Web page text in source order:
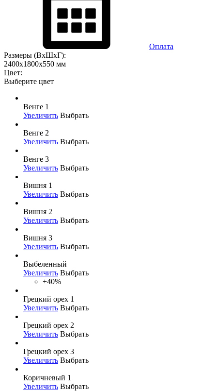
Оплата
Размеры (ВхШхГ):
2400x1800x550 мм
Цвет:
Выберите цвет
Венге 1
Увеличить Выбрать
Венге 2
Увеличить Выбрать
Венге 3
Увеличить Выбрать
Вишня 1
Увеличить Выбрать
Вишня 2
Увеличить Выбрать
Вишня 3
Увеличить Выбрать
Выбеленный
Увеличить Выбрать
+40%
Грецкий орех 1
Увеличить Выбрать
Грецкий орех 2
Увеличить Выбрать
Грецкий орех 3
Увеличить Выбрать
Коричневый 1
Увеличить Выбрать